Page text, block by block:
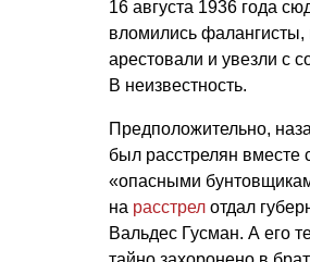
16 августа 1936 года
вломились фалангисты,
арестовали и увезли с
В неизвестность.
Предположительно,
был расстрелян вместе
«опасными
на расстрел отдал
Вальдес Гусман. А его